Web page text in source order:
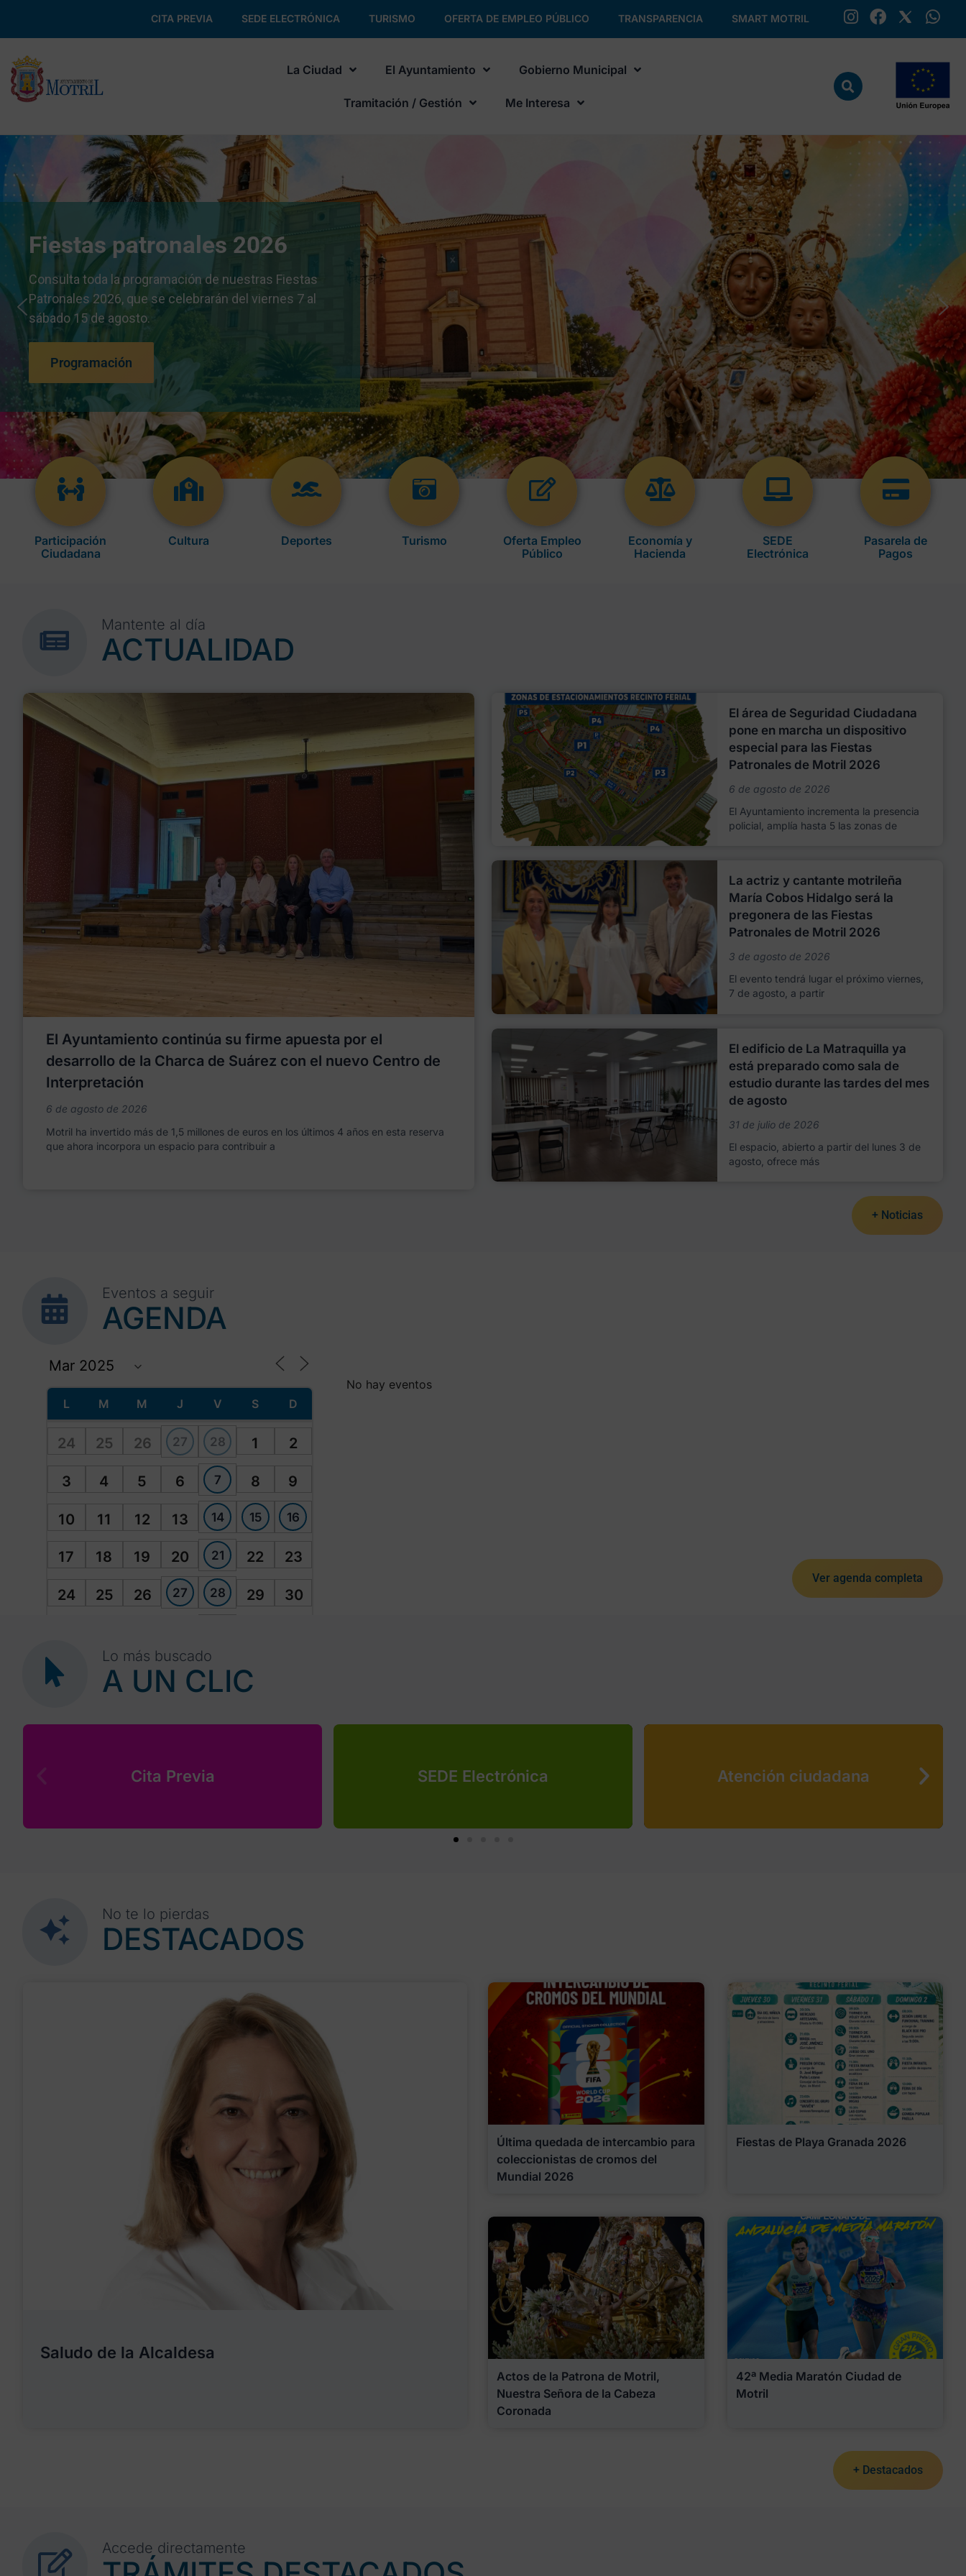
CITA PREVIA SEDE ELECTRÓNICA TURISMO OFERTA DE EMPLEO PÚBLICO TRANSPARENCIA SMART MOTRIL
La Ciudad El Ayuntamiento Gobierno Municipal
Tramitación / Gestión Me Interesa
Fiestas patronales 2026
Consulta toda la programación de nuestras Fiestas
Patronales 2026, que se celebrarán del viernes 7 al
sábado 15 de agosto.
Programación
Participación
Ciudadana
Cultura Deportes Turismo
Oferta Empleo
Público
Economía y
Hacienda
SEDE
Electrónica
Pasarela de
Pagos
Mantente al día
ACTUALIDAD
El Ayuntamiento continúa su firme apuesta por el
desarrollo de la Charca de Suárez con el nuevo Centro de
Interpretación
6 de agosto de 2026
Motril ha invertido más de 1,5 millones de euros en los últimos 4 años en esta reserva
que ahora incorpora un espacio para contribuir a
El área de Seguridad Ciudadana
pone en marcha un dispositivo
especial para las Fiestas
Patronales de Motril 2026
6 de agosto de 2026
El Ayuntamiento incrementa la presencia
policial, amplía hasta 5 las zonas de
La actriz y cantante motrileña
María Cobos Hidalgo será la
pregonera de las Fiestas
Patronales de Motril 2026
3 de agosto de 2026
El evento tendrá lugar el próximo viernes,
7 de agosto, a partir
El edificio de La Matraquilla ya
está preparado como sala de
estudio durante las tardes del mes
de agosto
31 de julio de 2026
El espacio, abierto a partir del lunes 3 de
agosto, ofrece más
+ Noticias
Eventos a seguir
AGENDA
L M M J V S D
24 25 26 27 28 1 2
3 4 5 6 7 8 9
10 11 12 13 14 15 16
17 18 19 20 21 22 23
24 25 26 27 28 29 30
No hay eventos
Ver agenda completa
Lo más buscado
A UN CLIC
Cita Previa SEDE Electrónica Atención ciudadana
No te lo pierdas
DESTACADOS
Saludo de la Alcaldesa
Última quedada de intercambio para
coleccionistas de cromos del
Mundial 2026
Fiestas de Playa Granada 2026
Actos de la Patrona de Motril,
Nuestra Señora de la Cabeza
Coronada
42ª Media Maratón Ciudad de
Motril
+ Destacados
Accede directamente